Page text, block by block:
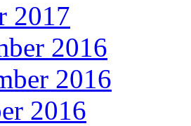
2017
2016
2016
2016